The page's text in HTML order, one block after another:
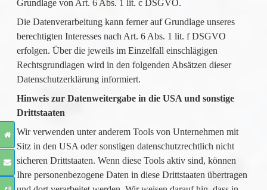
Grundlage von Art. 6 Abs. 1 lit. c DSGVO.
Die Datenverarbeitung kann ferner auf Grundlage unseres
berechtigten Interesses nach Art. 6 Abs. 1 lit. f DSGVO
erfolgen. Über die jeweils im Einzelfall einschlägigen
Rechtsgrundlagen wird in den folgenden Absätzen dieser
Datenschutzerklärung informiert.
Hinweis zur Datenweitergabe in die USA und sonstige
Drittstaaten
Wir verwenden unter anderem Tools von Unternehmen mit
Sitz in den USA oder sonstigen datenschutzrechtlich nicht
sicheren Drittstaaten. Wenn diese Tools aktiv sind, können
Ihre personenbezogene Daten in diese Drittstaaten übertragen